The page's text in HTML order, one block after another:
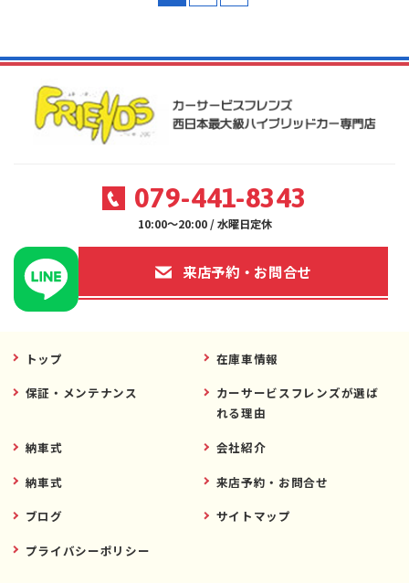
079-441-8343
10:00～20:00 / 水曜日定休
来店予約・お問合せ
トップ
在庫車情報
保証・メンテナンス
カーサービスフレンズが選ば
れる理由
納車式
会社紹介
納車式
来店予約・お問合せ
ブログ
サイトマップ
プライバシーポリシー